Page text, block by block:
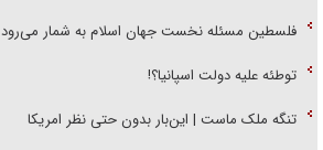
فلسطین مسئله نخست جهان اسلام به شمار می‌رود
توطئه علیه دولت اسپانیا؟!
تنگه ملک ماست | این‌بار بدون حتی نظر امریکا